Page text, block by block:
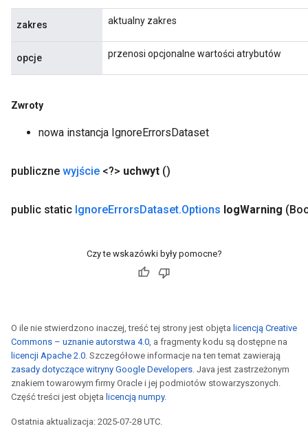
zakres aktualny zakres
opcje przenosi opcjonalne wartości atrybutów
Zwroty
nowa instancja IgnoreErrorsDataset
publiczne wyjście <?> uchwyt ()
public static IgnoreErrorsDataset.Options logWarning
Czy te wskazówki były pomocne?
O ile nie stwierdzono inaczej, treść tej strony jest objęta licencją Creative
Commons – uznanie autorstwa 4.0, a fragmenty kodu są dostępne na
licencji Apache 2.0. Szczegółowe informacje na ten temat zawierają
zasady dotyczące witryny Google Developers. Java jest zastrzeżonym
znakiem towarowym firmy Oracle i jej podmiotów stowarzyszonych.
Część treści jest objęta licencją numpy.
Ostatnia aktualizacja: 2025-07-28 UTC.